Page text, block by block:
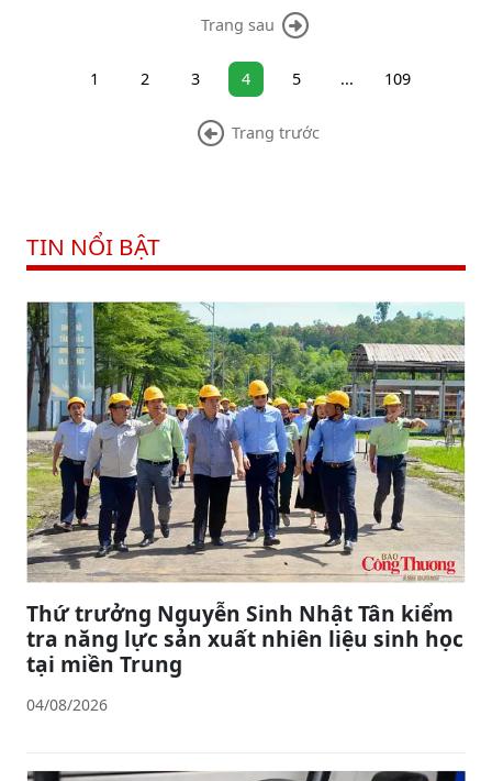
Brent giảm 0,92% xuống 82,04 USD/thùng.
Trang sau
1 2 3 4 5 ... 109
Trang trước
TIN NỔI BẬT
Thứ trưởng Nguyễn Sinh Nhật Tân kiểm
tra năng lực sản xuất nhiên liệu sinh học
tại miền Trung
04/08/2026